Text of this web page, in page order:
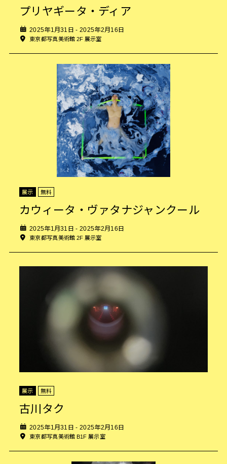
プリヤギータ・ディア
2025年1月31日 - 2025年2月16日
東京都写真美術館 2F 展示室
展示 無料
カウィータ・ヴァタナジャンクール
2025年1月31日 - 2025年2月16日
東京都写真美術館 2F 展示室
展示 無料
古川タク
2025年1月31日 - 2025年2月16日
東京都写真美術館 B1F 展示室